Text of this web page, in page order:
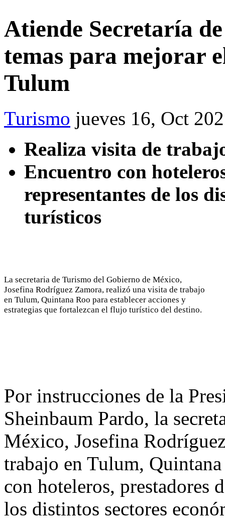
Atiende Secretaría
temas para mejorar
Tulum
Turismo jueves 16, Oct
Realiza visita de
Encuentro con
representantes de los
turísticos
La secretaria de Turismo del Gobierno de México,
Josefina Rodríguez Zamora, realizó una visita de trabajo
en Tulum, Quintana Roo para establecer acciones y
estrategias que fortalezcan el flujo turístico del destino.
Por instrucciones de la
Sheinbaum Pardo, la
México, Josefina
trabajo en Tulum,
con hoteleros, prestadores
los distintos sectores